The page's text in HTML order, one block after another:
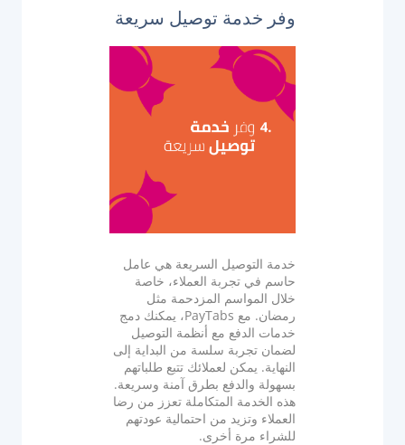
وفر خدمة توصيل سريعة
خدمة التوصيل السريعة هي عامل
حاسم في تجربة العملاء، خاصة
خلال المواسم المزدحمة مثل
رمضان. مع PayTabs، يمكنك دمج
خدمات الدفع مع أنظمة التوصيل
لضمان تجربة سلسة من البداية إلى
النهاية. يمكن لعملائك تتبع طلباتهم
بسهولة والدفع بطرق آمنة وسريعة.
هذه الخدمة المتكاملة تعزز من رضا
العملاء وتزيد من احتمالية عودتهم
للشراء مرة أخرى.